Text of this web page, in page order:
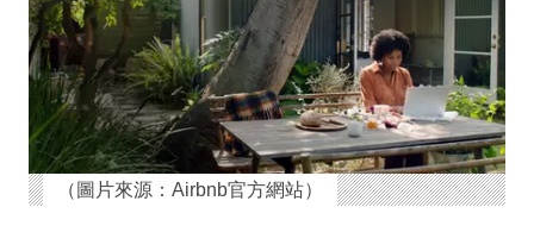
（圖片來源：Airbnb官方網站）